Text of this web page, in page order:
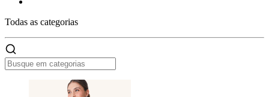
Todas as categorias